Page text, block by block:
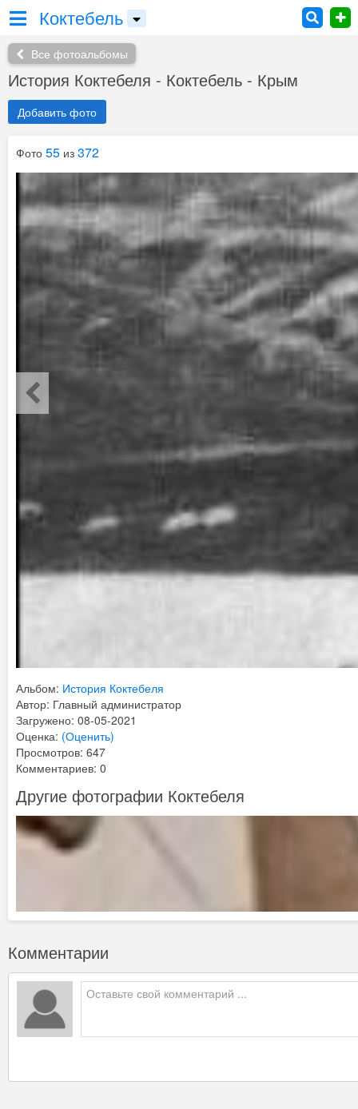
Коктебель
Все фотоальбомы
История Коктебеля - Коктебель - Крым
Добавить фото
Фото 55 из 372
Альбом: История Коктебеля
Автор: Главный администратор
Загружено: 08-05-2021
Оценка: (Оценить)
Просмотров: 647
Комментариев: 0
Другие фотографии Коктебеля
Комментарии